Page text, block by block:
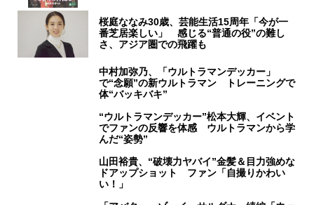
桜庭ななみ30歳、芸能生活15周年「今が一
番芝居楽しい」 感じる“普通の役”の難し
さ、アジア圏での飛躍も
中村加弥乃、「ウルトラマンデッカー」
で“念願”の新ウルトラマン トレーニングで
体“バッキバキ”
“ウルトラマンデッカー”松本大輝、イベント
でファンの反響を体感 ウルトラマンから学
んだ“姿勢”
山田裕貴、“破壊力ヤバイ”金髪＆目力強めな
ドアップショット ファン「自撮りかわい
い！」